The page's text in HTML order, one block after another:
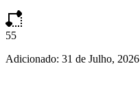
55
Adicionado: 31 de Julho, 2026